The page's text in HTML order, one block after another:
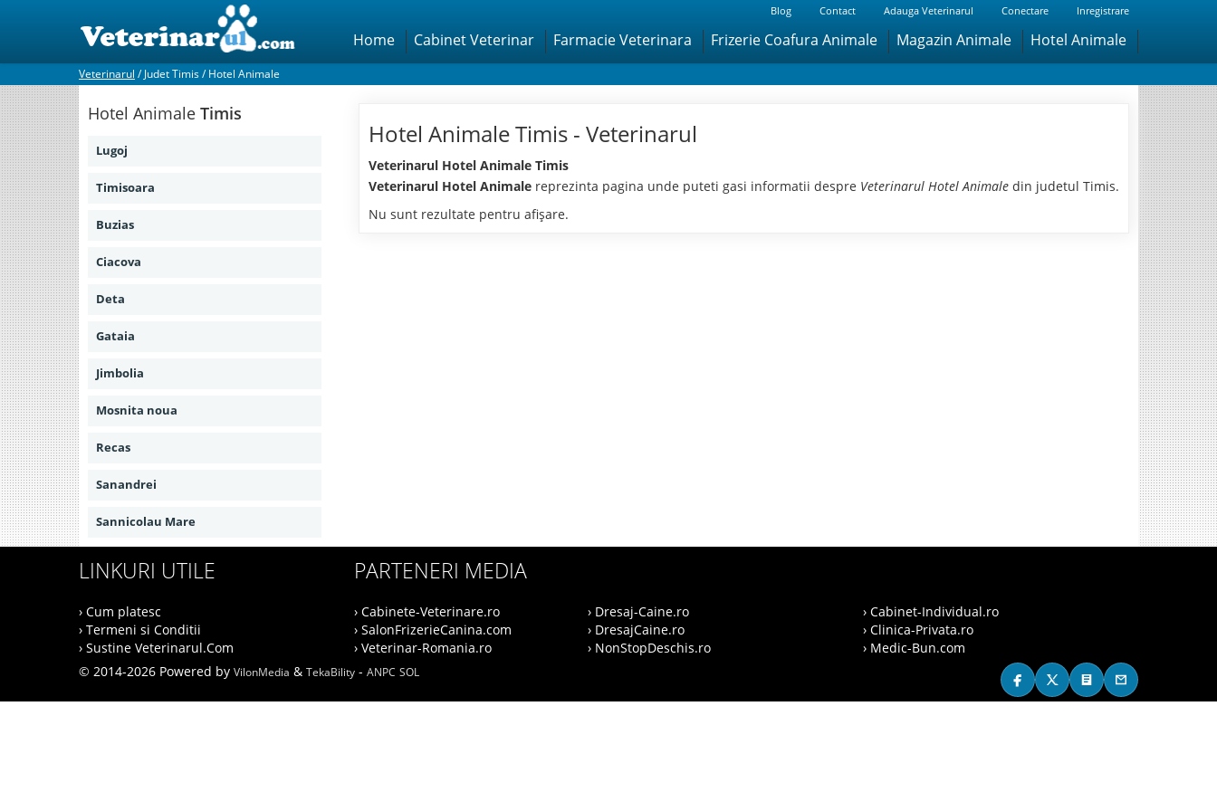
Blog Contact Adauga Veterinarul Conectare Inregistrare
Home Cabinet Veterinar Farmacie Veterinara Frizerie Coafura Animale Magazin Animale Hotel Animale
Veterinarul /Judet Timis/Hotel Animale
Hotel Animale Timis
Lugoj
Timisoara
Buzias
Ciacova
Deta
Gataia
Jimbolia
Mosnita noua
Recas
Sanandrei
Sannicolau Mare
Hotel Animale Timis - Veterinarul
Veterinarul Hotel Animale Timis
Veterinarul Hotel Animale reprezinta pagina unde puteti gasi informatii despre Veterinarul Hotel Animale din judetul Timis.
Nu sunt rezultate pentru afişare.
LINKURI UTILE
› Cum platesc
› Termeni si Conditii
› Sustine Veterinarul.Com
PARTENERI MEDIA
› Cabinete-Veterinare.ro
› SalonFrizerieCanina.com
› Veterinar-Romania.ro
› Dresaj-Caine.ro
› DresajCaine.ro
› NonStopDeschis.ro
› Cabinet-Individual.ro
› Clinica-Privata.ro
› Medic-Bun.com
© 2014-2026 Powered by VilonMedia & TekaBility - ANPC SOL